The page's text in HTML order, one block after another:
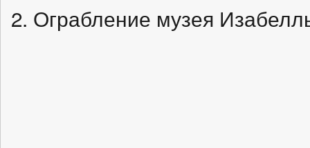
2. Ограбление музея